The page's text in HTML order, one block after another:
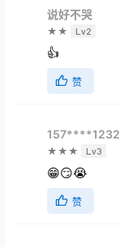
说好不哭
★★ Lv2
👍
赞
157****1232
★★★ Lv3
😁😏😭
赞